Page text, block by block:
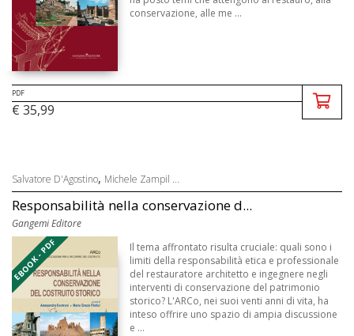
conservazione, alle me ...
PDF
€ 35,99
Salvatore D'Agostino, Michele Zampil ...
Responsabilità nella conservazione d...
Gangemi Editore
EBOOK - PDF
Il tema affrontato risulta cruciale: quali sono i
limiti della responsabilità etica e professionale
del restauratore architetto e ingegnere negli
interventi di conservazione del patrimonio
storico? L'ARCo, nei suoi venti anni di vita, ha
inteso offrire uno spazio di ampia discussione
e ...